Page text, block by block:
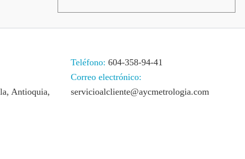
Antioquia,
Teléfono: 604-358-94-41
Correo electrónico:
servicioalcliente@aycmetrologia.com